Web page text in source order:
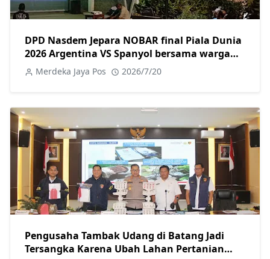
DPD Nasdem Jepara NOBAR final Piala Dunia
2026 Argentina VS Spanyol bersama warga
Jepara
Merdeka Jaya Pos 2026/7/20
Pengusaha Tambak Udang di Batang Jadi
Tersangka Karena Ubah Lahan Pertanian